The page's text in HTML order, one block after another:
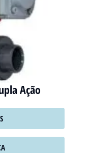
Ação